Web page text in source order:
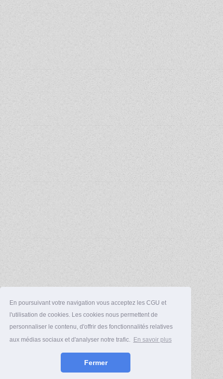
En poursuivant votre navigation vous acceptez les CGU et
l'utilisation de cookies. Les cookies nous permettent de
personnaliser le contenu, d'offrir des fonctionnalités relatives
aux médias sociaux et d'analyser notre trafic. En savoir plus
Fermer